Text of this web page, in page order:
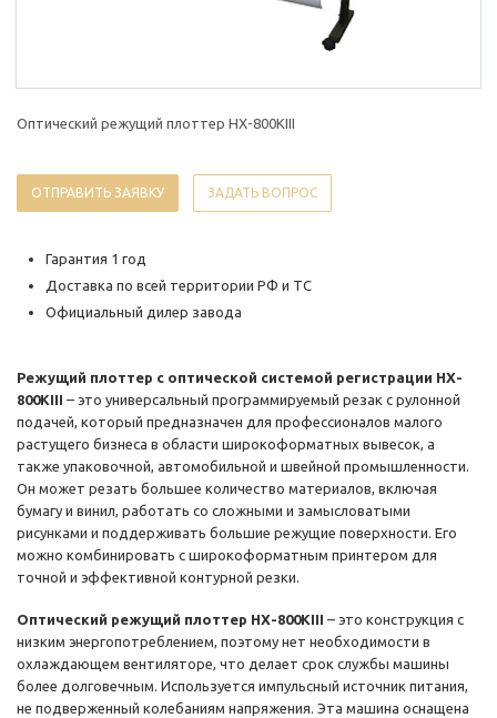
Оптический режущий плоттер HX-800KIII
ОТПРАВИТЬ ЗАЯВКУ ЗАДАТЬ ВОПРОС
Гарантия 1 год
Доставка по всей территории РФ и ТС
Официальный дилер завода
Режущий плоттер с оптической системой регистрации HX-
800KIII – это универсальный программируемый резак с рулонной
подачей, который предназначен для профессионалов малого
растущего бизнеса в области широкоформатных вывесок, а
также упаковочной, автомобильной и швейной промышленности.
Он может резать большее количество материалов, включая
бумагу и винил, работать со сложными и замысловатыми
рисунками и поддерживать большие режущие поверхности. Его
можно комбинировать с широкоформатным принтером для
точной и эффективной контурной резки.
Оптический режущий плоттер HX-800KIII – это конструкция с
низким энергопотреблением, поэтому нет необходимости в
охлаждающем вентиляторе, что делает срок службы машины
более долговечным. Используется импульсный источник питания,
не подверженный колебаниям напряжения. Эта машина оснащена